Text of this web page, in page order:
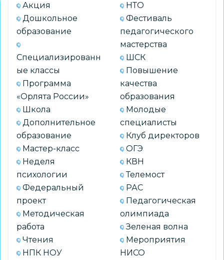
стал
участником
развития
управленческого
кадрового
резерва
образования
РФ
Акция
Дошкольное
образование
Специализированн
ые классы
Программа
«Орлята России»
Школа
Дополнительное
образование
Мастер-класс
Неделя
психологии
Федеральный
проект
Методическая
работа
Чтения
НПК НОУ
НТО
Фестиваль
педагогического
мастерства
ШСК
Повышение
качества
образования
Молодые
специалисты
Клуб директоров
ОГЭ
КВН
Телемост
РАС
Педагогическая
олимпиада
Зеленая волна
Мероприятия
НИСО